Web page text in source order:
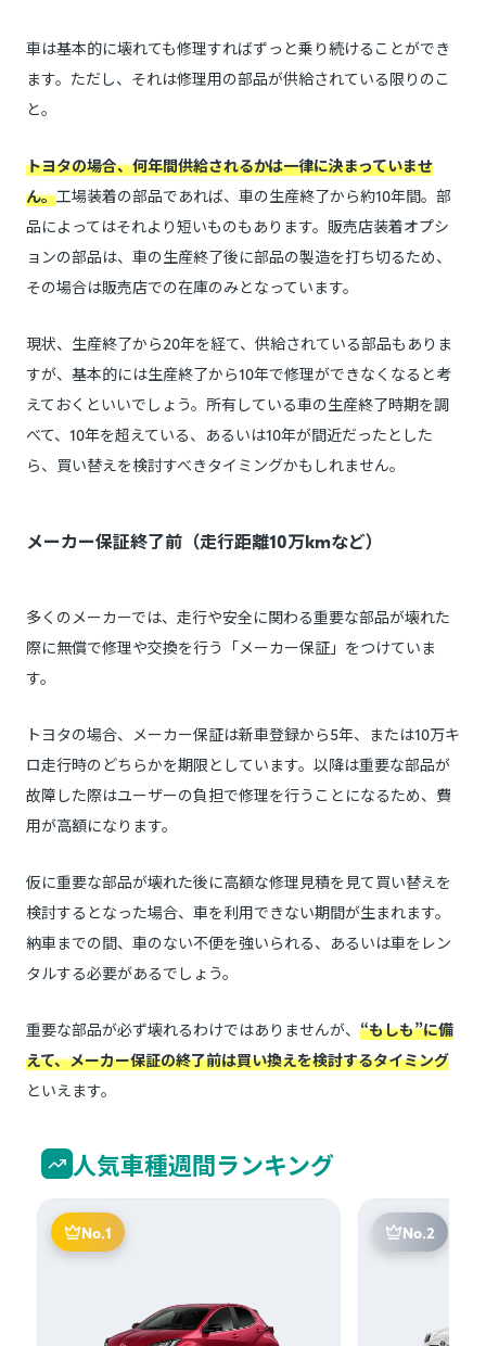
車は基本的に壊れても修理すればずっと乗り続けることができ
ます。ただし、それは修理用の部品が供給されている限りのこ
と。
トヨタの場合、何年間供給されるかは一律に決まっていませ
ん。工場装着の部品であれば、車の生産終了から約10年間。部
品によってはそれより短いものもあります。販売店装着オプシ
ョンの部品は、車の生産終了後に部品の製造を打ち切るため、
その場合は販売店での在庫のみとなっています。
現状、生産終了から20年を経て、供給されている部品もありま
すが、基本的には生産終了から10年で修理ができなくなると考
えておくといいでしょう。所有している車の生産終了時期を調
べて、10年を超えている、あるいは10年が間近だったとした
ら、買い替えを検討すべきタイミングかもしれません。
メーカー保証終了前（走行距離10万kmなど）
多くのメーカーでは、走行や安全に関わる重要な部品が壊れた
際に無償で修理や交換を行う「メーカー保証」をつけていま
す。
トヨタの場合、メーカー保証は新車登録から5年、または10万キ
ロ走行時のどちらかを期限としています。以降は重要な部品が
故障した際はユーザーの負担で修理を行うことになるため、費
用が高額になります。
仮に重要な部品が壊れた後に高額な修理見積を見て買い替えを
検討するとなった場合、車を利用できない期間が生まれます。
納車までの間、車のない不便を強いられる、あるいは車をレン
タルする必要があるでしょう。
重要な部品が必ず壊れるわけではありませんが、 “もしも”に備
えて、メーカー保証の終了前は買い換えを検討するタイミング
といえます。